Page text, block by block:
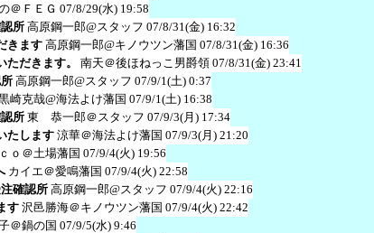
＠ＦＥＧ 07/8/29(水) 19:58
所 高原鋼一郎@スタッフ 07/8/31(金) 16:32
きます 高原鋼一郎@キノウツン藩国 07/8/31(金) 16:36
だきます。
南天＠後ほねっこ男爵領 07/8/31(金) 23:41
高原鋼一郎@スタッフ 07/9/1(土) 0:37
崎克哉@海法よけ藩国 07/9/1(土) 16:38
所 東 恭一郎＠スタッフ 07/9/3(月) 17:34
たします 涼華＠海法よけ藩国 07/9/3(月) 21:20
ｏ＠土場藩国 07/9/4(火) 19:56
カイエ＠愛鳴藩国 07/9/4(火) 22:58
確認所 高原鋼一郎@スタッフ 07/9/4(火) 22:16
す 沢邑勝海＠キノウツン藩国 07/9/4(火) 22:42
＠鍋の国 07/9/5(水) 9:46